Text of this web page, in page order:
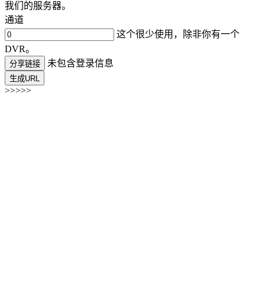
我们的服务器。
通道
这个很少使用，除非你有一个
DVR。
分享链接 未包含登录信息
生成URL
>>>>>